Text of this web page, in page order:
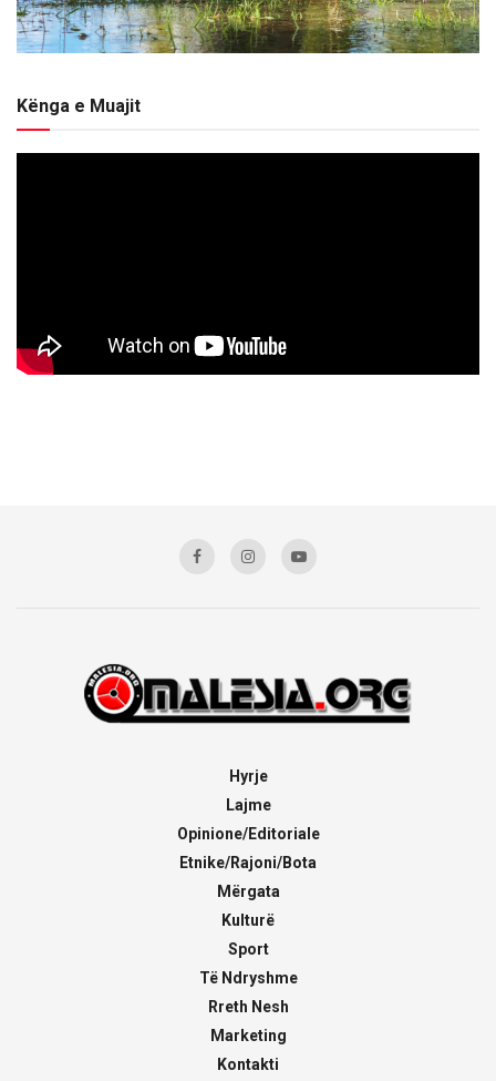
Kënga e Muajit
Hyrje
Lajme
Opinione/Editoriale
Etnike/Rajoni/Bota
Mërgata
Kulturë
Sport
Të Ndryshme
Rreth Nesh
Marketing
Kontakti